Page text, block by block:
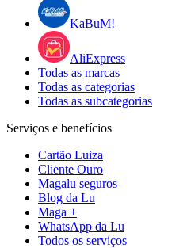
KaBuM!
AliExpress
Todas as marcas
Todas as categorias
Todas as subcategorias
Serviços e benefícios
Cartão Luiza
Cliente Ouro
Magalu seguros
Blog da Lu
Maga +
WhatsApp da Lu
Todos os serviços